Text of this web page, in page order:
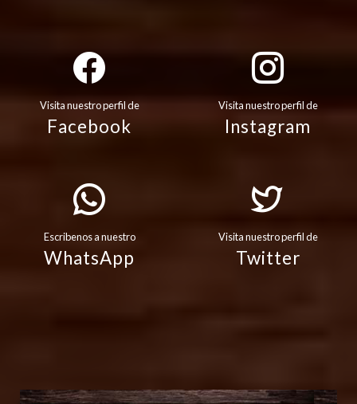
Visita nuestro perfil de
Facebook
Visita nuestro perfil de
Instagram
Escribenos a nuestro
WhatsApp
Visita nuestro perfil de
Twitter